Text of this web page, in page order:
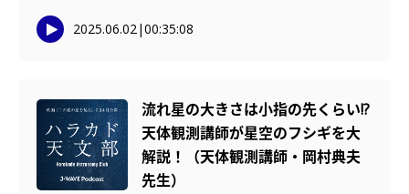
2025.06.02|00:35:08
流れ星の大きさは小指の先くらい!?
天体観測講師が星空のフシギを大
解説！（天体観測講師・岡村典夫
先生）